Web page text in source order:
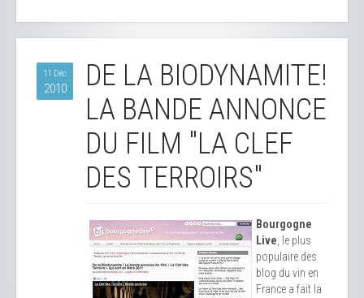
11 Déc
2010
DE LA BIODYNAMITE!
LA BANDE ANNONCE
DU FILM "LA CLEF
DES TERROIRS"
Bourgogne
Live , le plus
populaire des
blog du vin en
France a fait la